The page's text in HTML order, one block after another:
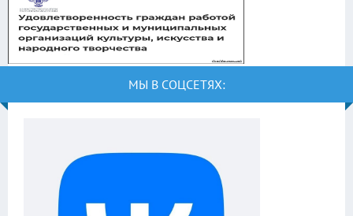
МЫ В СОЦСЕТЯХ: